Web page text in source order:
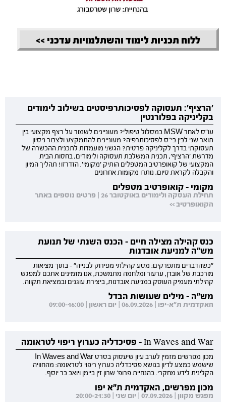
ללוח תכניות לימוד והשתלמויות עדכני >>
'הרציף': תעסוקה לפסיכותרפיסטים בשילוב לימודים
בקליניקה בפלורנטין
עו"ס לאחר MSW במסלול טיפולי? מעוניינים לשמור על רצף מקצועי בין
תואר שני לבין בי"ס לפסיכותרפיה? מעוניינים להתמקצע ולצבור ניסיון
תעסוקתי בדרך לקליניקה פרטית? הגש/י מועמדות לתכנית ההכשרה של
מדרשת 'הרציף', תכנית המשלבת תעסוקה ולימודים, בחסות הבית
המקצועי של קואופרטיב המטפלים הותיק 'מקומי'. הזדרזו! תהליך המיון
והקבלה לקראת סיום, נותרו מקומות אחרונים
מקומי - קואופרטיב מטפלים
תחילת העסקה ולימודים באוקטובר 26 | פרטים נוספים באתר
הקואופרטיב >>
כנס קהילה מצילה חיים - הכנס השנתי של תנועת
מש"ה למניעת אובדנות
"כשהדברים מתפרקים: מסע קהילתי מפירוק לבנייה" - בתוך מציאות
מורכבת של אובדן, ערעור ומלחמה מתמשכת, אנו מזמינים אתכם למפגש
קהילתי מעמיק העוסק במניעת אובדנות, ביצירת עוגנים ובמציאת תקווה.
מש"ה - מילים שעושות הבדל
האקדמית ת"א-יפו | 06.09.2026 | יום ראשון | 09:00-16:00
In Waves and War - פסיכדליה כערוץ ריפוי לטראומה
מכון מפרשים מזמין לערב עיון שיעסוק בסרט In Waves and War
שישמש כמצע לדיון בנושא פסיכדליה כערוץ ריפוי לטראומה: מהחוויה
הקלינית לידע מחקרי. בהנחיית פרופ' שרון זין ביימן ויואב בר יוסף.
מכון מפרשים, האקדמית ת"א יפו
מפגש מקוון | 07.09.2026 | יום שני | 20:00-21:30